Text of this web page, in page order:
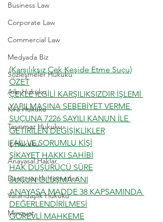
Business Law
Corporate Law
Commercial Law
Medyada Biz
Sözleşmeler Hukuku
Aile Hukuku
Kira Hukuku
Taşınmaz Hukuku
İş Hukuku
Anayasal Haklar
Danışmanlık Hizmetleri
Vatandaşlık Hukuku
Mevzuat
(Karşılıksız Çek Keşide Etme Suçu)
ÖZET
ÇEKLE İLGİLİ KARŞILIKSIZDIR İŞLEMİ
YAPILMASINA SEBEBİYET VERME
SUÇUNA 7226 SAYILI KANUN İLE
GETİRİLEN DEĞİŞİKLİKLER
FAİL VE SORUMLU KİŞİ
ŞİKAYET HAKKI SAHİBİ
HAK DÜŞÜRÜCÜ SÜRE
SUÇUN OLUŞMA ANI
ANAYASA MADDE 38 KAPSAMINDA
DEĞERLENDİRİLMESİ
GÖREVLİ MAHKEME